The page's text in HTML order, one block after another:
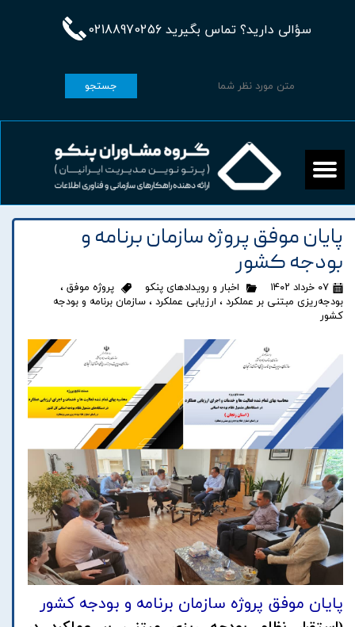
سؤالی دارید؟ تماس بگیرید 02188970256
جستجو
پایان موفق پروژه سازمان برنامه و
بودجه کشور
۰۷ خرداد ۱۴۰۲ اخبار و رویدادهای پنکو پروژه موفق ،
بودجه‌ریزی مبتنی بر عملکرد ، ارزیابی عملکرد ، سازمان برنامه و بودجه
کشور
پایان موفق پروژه سازمان برنامه و بودجه کشور